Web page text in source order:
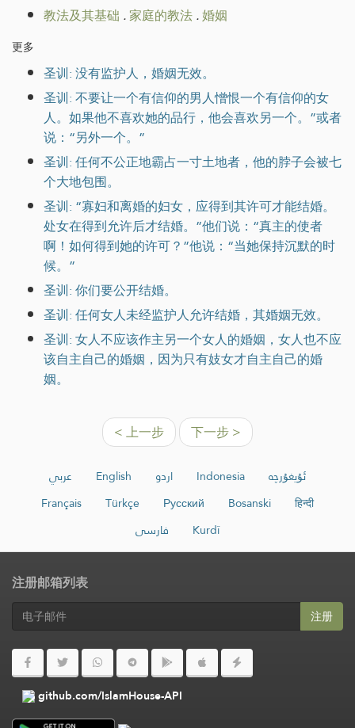
教法及其基础 .家庭的教法.婚姻
更多
圣训: 没有监护人，婚姻无效。
圣训: 不要让一个有信仰的男人憎恨一个有信仰的女
人。如果他不喜欢她的品行，他会喜欢另一个。”或者
说：“另外一个。”
圣训: 任何不公正地霸占一寸土地者，他的脖子会被七
个大地包围。
圣训: “寡妇和离婚的妇女，应得到其许可才能结婚。
处女在得到允许后才结婚。”他们说：“真主的使者
啊！如何得到她的许可？”他说：“当她保持沉默的时
候。”
圣训: 你们要公开结婚。
圣训: 任何女人未经监护人允许结婚，其婚姻无效。
圣训: 女人不应该作主另一个女人的婚姻，女人也不应
该自主自己的婚姻，因为只有妓女才自主自己的婚
姻。
< 上一步 下一步 >
عربي English اردو Indonesia
ئۇيغۇرچە
Français
Türkçe Русский Bosanski
हिन्दी
فارسی
Kurdî
注册邮箱列表
注册
github.com/IslamHouse-API